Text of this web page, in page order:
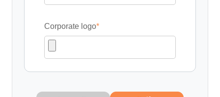
Corporate logo*